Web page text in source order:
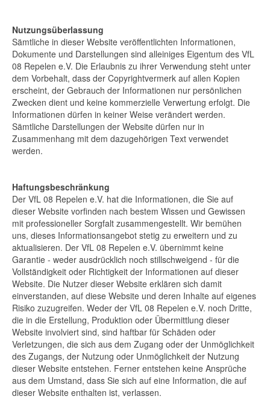
Nutzungsüberlassung
Sämtliche in dieser Website veröffentlichten Informationen,
Dokumente und Darstellungen sind alleiniges Eigentum des VfL
08 Repelen e.V. Die Erlaubnis zu ihrer Verwendung steht unter
dem Vorbehalt, dass der Copyrightvermerk auf allen Kopien
erscheint, der Gebrauch der Informationen nur persönlichen
Zwecken dient und keine kommerzielle Verwertung erfolgt. Die
Informationen dürfen in keiner Weise verändert werden.
Sämtliche Darstellungen der Website dürfen nur in
Zusammenhang mit dem dazugehörigen Text verwendet
werden.
Haftungsbeschränkung
Der VfL 08 Repelen e.V. hat die Informationen, die Sie auf
dieser Website vorfinden nach bestem Wissen und Gewissen
mit professioneller Sorgfalt zusammengestellt. Wir bemühen
uns, dieses Informationsangebot stetig zu erweitern und zu
aktualisieren. Der VfL 08 Repelen e.V. übernimmt keine
Garantie - weder ausdrücklich noch stillschweigend - für die
Vollständigkeit oder Richtigkeit der Informationen auf dieser
Website. Die Nutzer dieser Website erklären sich damit
einverstanden, auf diese Website und deren Inhalte auf eigenes
Risiko zuzugreifen. Weder der VfL 08 Repelen e.V. noch Dritte,
die in die Erstellung, Produktion oder Übermittlung dieser
Website involviert sind, sind haftbar für Schäden oder
Verletzungen, die sich aus dem Zugang oder der Unmöglichkeit
des Zugangs, der Nutzung oder Unmöglichkeit der Nutzung
dieser Website entstehen. Ferner entstehen keine Ansprüche
aus dem Umstand, dass Sie sich auf eine Information, die auf
dieser Website enthalten ist, verlassen.